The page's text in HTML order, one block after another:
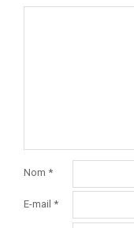
Nom *
E-mail *